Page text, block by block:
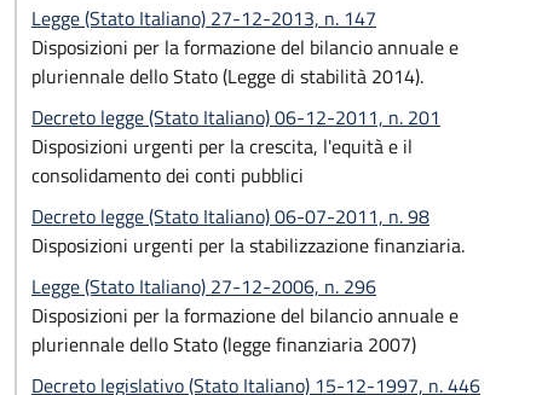
Legge (Stato Italiano) 27-12-2013, n. 147
Disposizioni per la formazione del bilancio annuale e
pluriennale dello Stato (Legge di stabilità 2014).
Decreto legge (Stato Italiano) 06-12-2011, n. 201
Disposizioni urgenti per la crescita, l'equità e il
consolidamento dei conti pubblici
Decreto legge (Stato Italiano) 06-07-2011, n. 98
Disposizioni urgenti per la stabilizzazione finanziaria.
Legge (Stato Italiano) 27-12-2006, n. 296
Disposizioni per la formazione del bilancio annuale e
pluriennale dello Stato (legge finanziaria 2007)
Decreto legislativo (Stato Italiano) 15-12-1997, n. 446